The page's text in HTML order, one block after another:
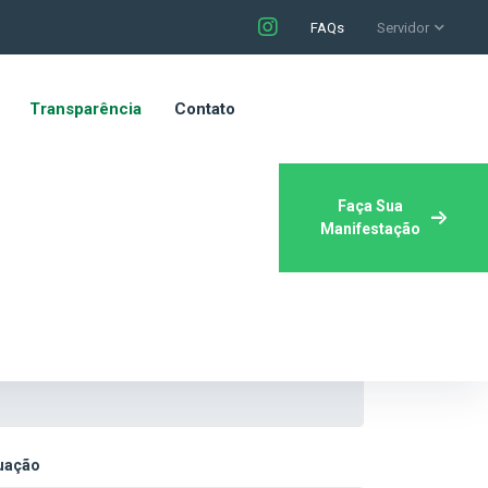
FAQs Servidor
Transparência Contato
Faça Sua
Manifestação